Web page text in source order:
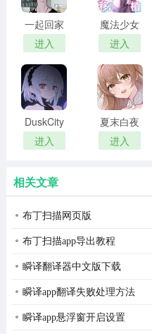
一起回家
吧 汉化版
进入
魔法少女
露娜的灾
难 官方正
版
进入
DuskCity
汉化版
进入
夏末白夜
进入
相关文章
布丁扫描网页版
布丁扫描app导出教程
瞬译翻译器中文版下载
瞬译app翻译失败处理方法
瞬译app悬浮窗开启设置